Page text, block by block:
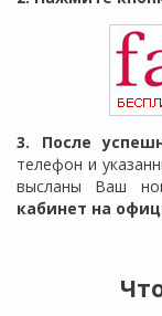
3. После
телефон и
высланы Ваш
кабинет на